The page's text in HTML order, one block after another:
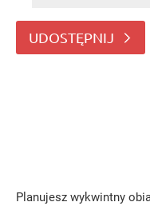
to sztuka,
UDOSTĘPNIJ
Planujesz wykwintny